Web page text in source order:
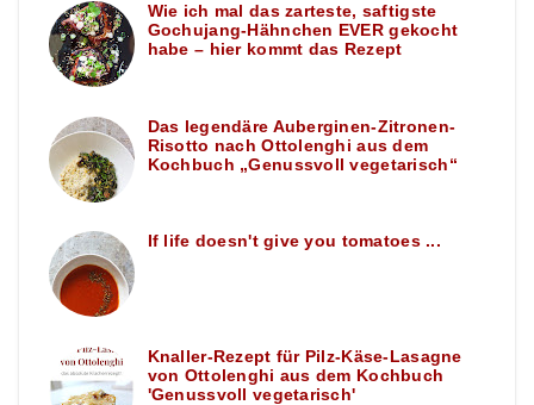
Wie ich mal das zarteste, saftigste
Gochujang-Hähnchen EVER gekocht
habe – hier kommt das Rezept
Das legendäre Auberginen-Zitronen-
Risotto nach Ottolenghi aus dem
Kochbuch „Genussvoll vegetarisch“
If life doesn't give you tomatoes ...
Knaller-Rezept für Pilz-Käse-Lasagne
von Ottolenghi aus dem Kochbuch
'Genussvoll vegetarisch'